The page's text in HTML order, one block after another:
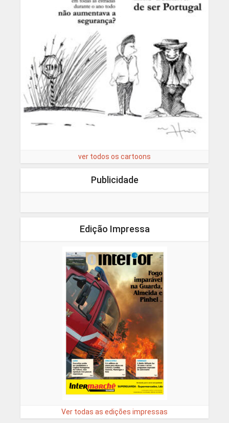
ver todos os cartoons
Publicidade
Edição Impressa
Ver todas as edições impressas